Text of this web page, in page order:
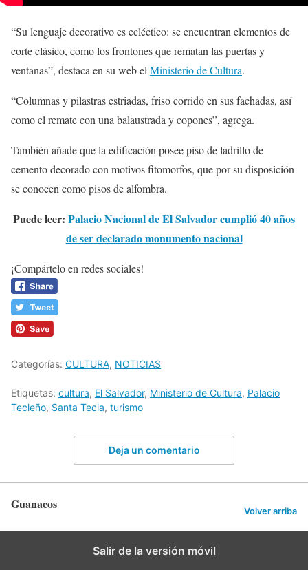
“Su lenguaje decorativo es ecléctico: se encuentran elementos de
corte clásico, como los frontones que rematan las puertas y
ventanas”, destaca en su web el Ministerio de Cultura.
“Columnas y pilastras estriadas, friso corrido en sus fachadas, así
como el remate con una balaustrada y copones”, agrega.
También añade que la edificación posee piso de ladrillo de
cemento decorado con motivos fitomorfos, que por su disposición
se conocen como pisos de alfombra.
Puede leer: Palacio Nacional de El Salvador cumplió 40 años
de ser declarado monumento nacional
¡Compártelo en redes sociales!
Categorías: CULTURA, NOTICIAS
Etiquetas: cultura, El Salvador, Ministerio de Cultura, Palacio
Tecleño, Santa Tecla, turismo
Deja un comentario
Guanacos Volver arriba
Salir de la versión móvil